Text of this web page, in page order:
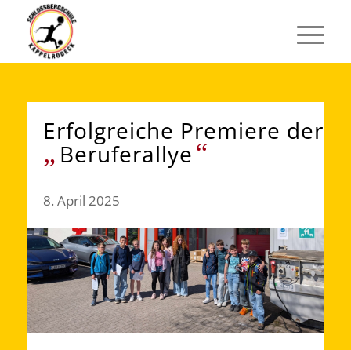
Erfolgreiche Premiere der
„ Beruferallye“
8. April 2025